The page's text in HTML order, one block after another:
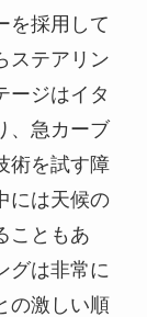
を採用して
ステアリン
ージはイタ
、急カーブ
術を試す障
には天候の
こともあ
グは非常に
の激しい順